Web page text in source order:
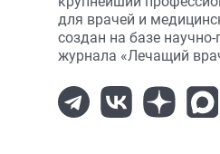
для врачей и
создан на базе
журнала «Лечащий